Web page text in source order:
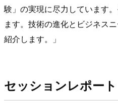
験」の実現に尽力しています
ます。技術の進化とビジネス
紹介します。
セッションレポート